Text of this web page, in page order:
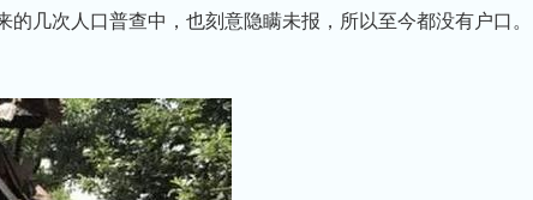
几次人口普查中，也刻意隐瞒未报，所以至今都没有户口。